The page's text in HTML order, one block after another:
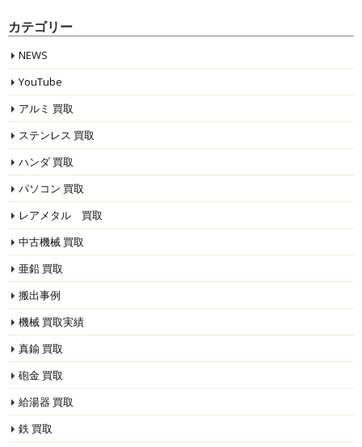
カテゴリー
NEWS
YouTube
アルミ 買取
ステンレス 買取
ハンダ 買取
パソコン 買取
レアメタル 買取
中古機械 買取
亜鉛 買取
搬出事例
機械 買取実績
真鍮 買取
砲金 買取
給湯器 買取
鉄 買取